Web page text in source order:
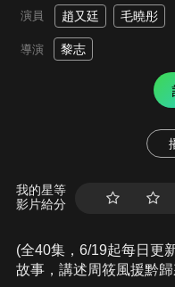
演員 趙又廷 毛曉彤
導演 黎志
我的星等
影片給分
(全40集，6/19起每日更
故事，講述周筱風援黔